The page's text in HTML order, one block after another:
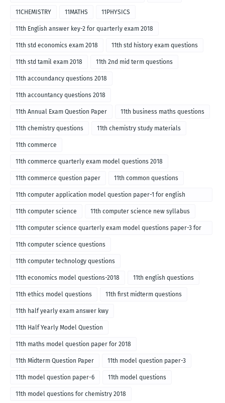
11CHEMISTRY 11MATHS 11PHYSICS
11th English answer key-2 for quarterly exam 2018
11th std economics exam 2018 11th std history exam questions
11th std tamil exam 2018 11th 2nd mid term questions
11th accoundancy questions 2018
11th accountancy questions 2018
11th Annual Exam Question Paper 11th business maths questions
11th chemistry questions 11th chemistry study materials
11th commerce
11th commerce quarterly exam model questions 2018
11th commerce question paper 11th common questions
11th computer application model question paper-1 for english
medium-2018
11th computer science 11th computer science new syllabus
11th computer science quarterly exam model questions paper-3 for
English medium-2018
11th computer science questions
11th computer technology questions
11th economics model questions-2018 11th english questions
11th ethics model questions 11th first midterm questions
11th half yearly exam answer kwy
11th Half Yearly Model Question
11th maths model question paper for 2018
11th Midterm Question Paper 11th model question paper-3
11th model question paper-6 11th model questions
11th model questions for chemistry 2018